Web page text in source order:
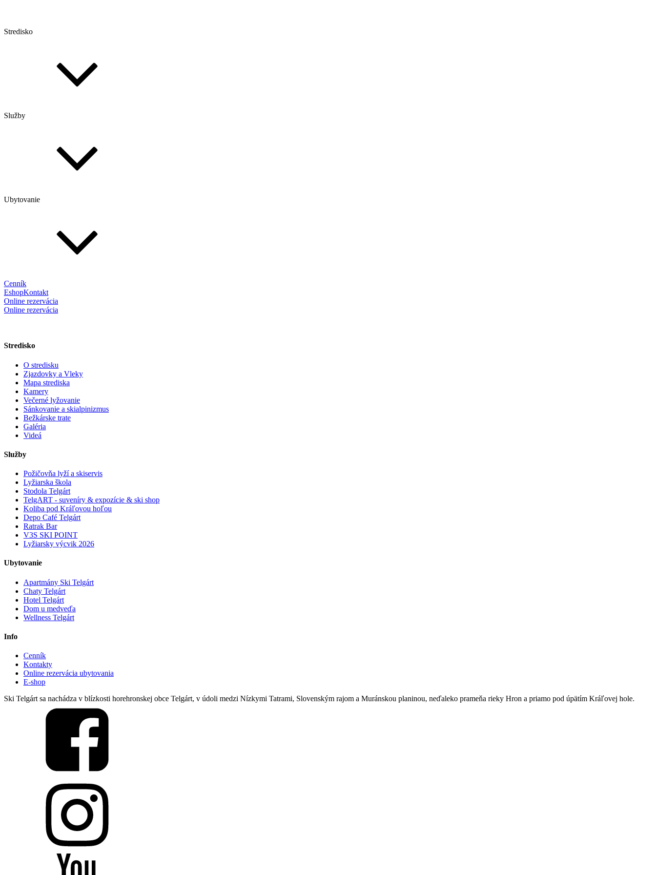
Stredisko
Služby
Ubytovanie
Cenník
EshopKontakt
Online rezervácia
Online rezervácia
Stredisko
O stredisku
Zjazdovky a Vleky
Mapa strediska
Kamery
Večerné lyžovanie
Sánkovanie a skialpinizmus
Bežkárske trate
Galéria
Videá
Služby
Požičovňa lyží a skiservis
Lyžiarska škola
Stodola Telgárt
TelgART - suveníry & expozície & ski shop
Koliba pod Kráľovou hoľou
Depo Café Telgárt
Ratrak Bar
V3S SKI POINT
Lyžiarsky výcvik 2026
Ubytovanie
Apartmány Ski Telgárt
Chaty Telgárt
Hotel Telgárt
Dom u medveďa
Wellness Telgárt
Info
Cenník
Kontakty
Online rezervácia ubytovania
E-shop
Ski Telgárt sa nachádza v blízkosti horehronskej obce Telgárt, v údoli medzi Nízkymi Tatrami, Slovenským rajom a Muránskou planinou, neďaleko prameňa rieky Hron a priamo pod úpätím Kráľovej hole.